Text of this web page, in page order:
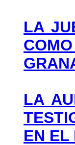
LA
LA
EN EL